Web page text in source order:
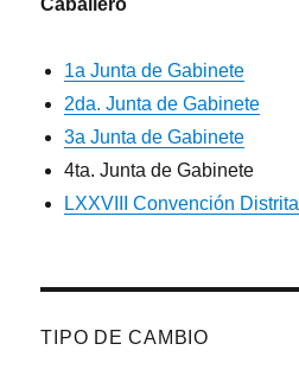
Caballero
1a Junta de Gabinete
2da. Junta de Gabinete
3a Junta de Gabinete
4ta. Junta de Gabinete
LXXVIII Convención Distrital
TIPO DE CAMBIO